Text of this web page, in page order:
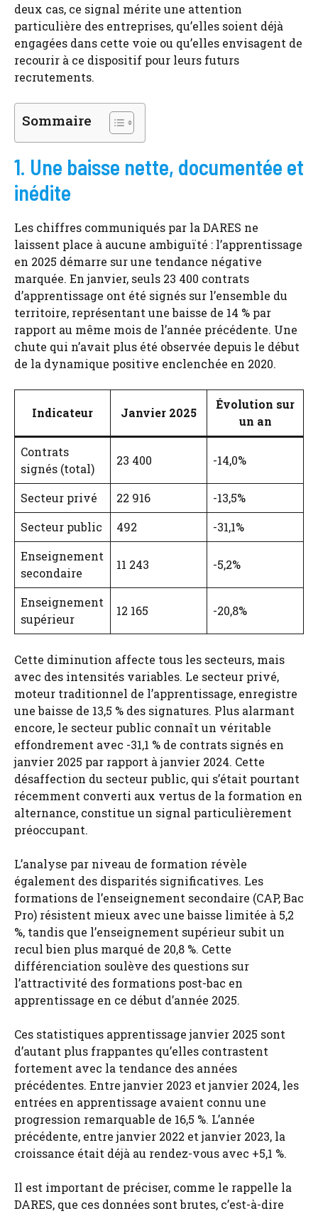
deux cas, ce signal mérite une attention
particulière des entreprises, qu’elles soient déjà
engagées dans cette voie ou qu’elles envisagent de
recourir à ce dispositif pour leurs futurs
recrutements.
Sommaire
1. Une baisse nette, documentée et
inédite
Les chiffres communiqués par la DARES ne
laissent place à aucune ambiguïté : l’apprentissage
en 2025 démarre sur une tendance négative
marquée. En janvier, seuls 23 400 contrats
d’apprentissage ont été signés sur l’ensemble du
territoire, représentant une baisse de 14 % par
rapport au même mois de l’année précédente. Une
chute qui n’avait plus été observée depuis le début
de la dynamique positive enclenchée en 2020.
Indicateur Janvier 2025
Évolution sur
un an
Contrats
signés (total)
23 400 -14,0%
Secteur privé 22 916
-13,5%
Secteur public
492
-31,1%
Enseignement
secondaire
11 243 -5,2%
Enseignement
supérieur
12 165 -20,8%
Cette diminution affecte tous les secteurs, mais
avec des intensités variables. Le secteur privé,
moteur traditionnel de l’apprentissage, enregistre
une baisse de 13,5 % des signatures. Plus alarmant
encore, le secteur public connaît un véritable
effondrement avec -31,1 % de contrats signés en
janvier 2025 par rapport à janvier 2024. Cette
désaffection du secteur public, qui s’était pourtant
récemment converti aux vertus de la formation en
alternance, constitue un signal particulièrement
préoccupant.
L’analyse par niveau de formation révèle
également des disparités significatives. Les
formations de l’enseignement secondaire (CAP, Bac
Pro) résistent mieux avec une baisse limitée à 5,2
%, tandis que l’enseignement supérieur subit un
recul bien plus marqué de 20,8 %. Cette
différenciation soulève des questions sur
l’attractivité des formations post-bac en
apprentissage en ce début d’année 2025.
Ces statistiques apprentissage janvier 2025 sont
d’autant plus frappantes qu’elles contrastent
fortement avec la tendance des années
précédentes. Entre janvier 2023 et janvier 2024, les
entrées en apprentissage avaient connu une
progression remarquable de 16,5 %. L’année
précédente, entre janvier 2022 et janvier 2023, la
croissance était déjà au rendez-vous avec +5,1 %.
Il est important de préciser, comme le rappelle la
DARES, que ces données sont brutes, c’est-à-dire